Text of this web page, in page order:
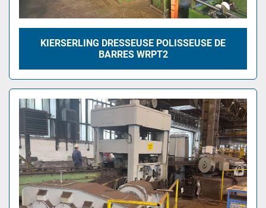
KIERSERLING DRESSEUSE POLISSEUSE DE
BARRES WRPT2